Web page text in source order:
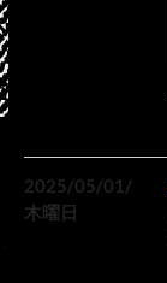
2025/05/01/
木曜日